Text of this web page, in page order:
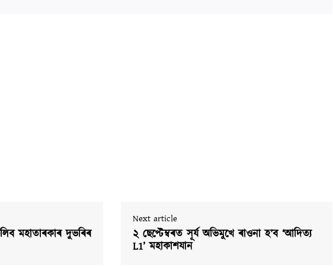
মহাতাৰকাৰ দুভৰিৰ
Next article
২ ছেপ্টেম্বৰত সূৰ্য অভিমুখে ৰাওনা হ’ব ‘আদিত্য
L1’ মহাকাশযান